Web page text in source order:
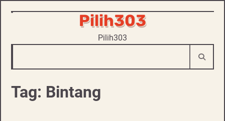
Skip
Pilih303
Pilih303
Tag: Bintang